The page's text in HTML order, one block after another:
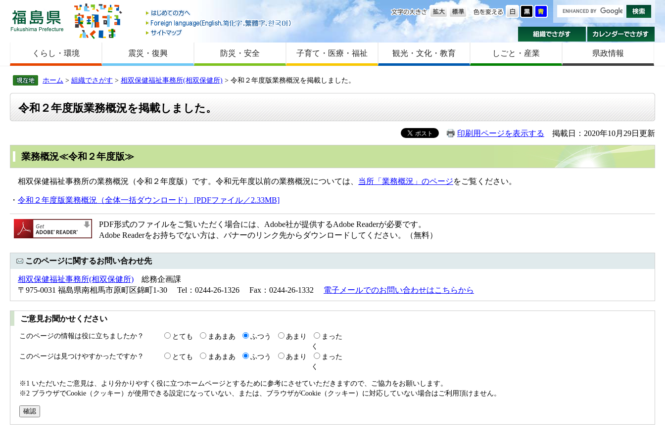
福島県
はじめての方へ
Foreign language
サイトマップ
色を変える
文字の大きさ
組織でさがす
くらし・環境 震災・復興 防災・安全 子育て・医療・福祉 観光・文化・教育 しごと・産業 県政情報
ホーム > 組織でさがす > 相双保健福祉事務所(相双保健所) > 令和２年度版業務概況を掲載しました。
令和２年度版業務概況を掲載しました。
印刷用ページを表示する 掲載日：2020年10月29日更新
業務概況≪令和２年度版≫
相双保健福祉事務所の業務概況（令和２年度版）です。令和元年度以前の業務概況については、 当所「業務概況」のページをご覧ください。
・ 令和２年度版業務概況（全体一括ダウンロード） [PDFファイル／2.33MB]
PDF形式のファイルをご覧いただく場合には、Adobe社が提供するAdobe Readerが必要です。
Adobe Readerをお持ちでない方は、バナーのリンク先からダウンロードしてください。（無料）
このページに関するお問い合わせ先
相双保健福祉事務所(相双保健所) 総務企画課
〒975-0031 福島県南相馬市原町区錦町1-30 Tel：0244-26-1326 Fax：0244-26-1332 電子メールでのお問い合わせはこちらから
ご意見お聞かせください
このページの情報は役に立ちましたか？ とても まあまあ ふつう あまり
まった
く
このページは見つけやすかったですか？
とても まあまあ ふつう あまり
まった
く
※1 いただいたご意見は、より分かりやすく役に立つホームページとするために参考にさせていただきますので、ご協力をお願いします。
※2 ブラウザでCookie（クッキー）が使用できる設定になっていない、または、ブラウザがCookie（クッキー）に対応していない場合はご利用頂けません。